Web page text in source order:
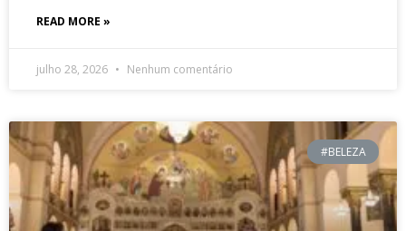
READ MORE »
julho 28, 2026 Nenhum comentário
#BELEZA